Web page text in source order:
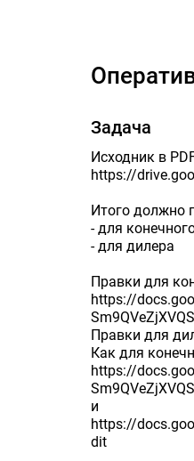
Задача
Исходник в
https://
Итого должно
- для
- для дилера
Правки для
https://
Правки для
Как для
https://
и
https://
dit